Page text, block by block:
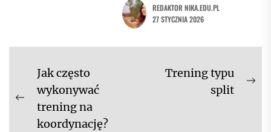
REDAKTOR NIKA.EDU.PL
27 STYCZNIA 2026
Nawigacja
wpisu
Previous
post:
Jak często
wykonywać
trening na
koordynację?
Trening typu
split